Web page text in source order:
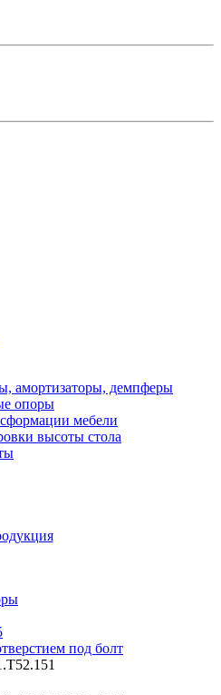
амортизаторы, демпферы
опоры
мебели
высоты стола
под болт